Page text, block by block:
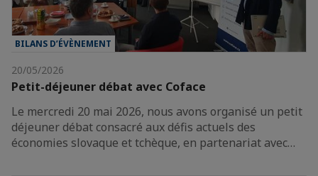
BILANS D’ÉVÈNEMENT
20/05/2026
Petit-déjeuner débat avec Coface
Le mercredi 20 mai 2026, nous avons organisé un petit
déjeuner débat consacré aux défis actuels des
économies slovaque et tchèque, en partenariat avec…